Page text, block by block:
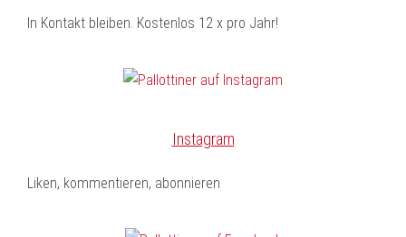
In Kontakt bleiben. Kostenlos 12 x pro Jahr!
Instagram
Liken, kommentieren, abonnieren